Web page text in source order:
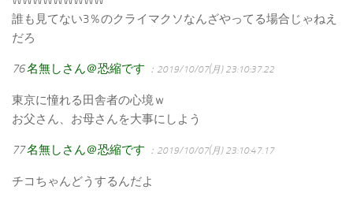
誰も見てない3％のクライマクソなんざやってる場合じゃねえ
だろ
76名無しさん＠恐縮です ：2019/10/07(月) 23:10:37.22
東京に憧れる田舎者の心境ｗ
お父さん、お母さんを大事にしよう
77名無しさん＠恐縮です ：2019/10/07(月) 23:10:47.17
チコちゃんどうするんだよ